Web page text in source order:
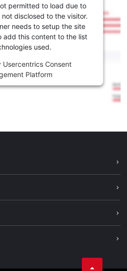
permitted to load due to
disclosed to the visitor.
needs to setup the site
add this content to the list
used.
Usercentrics Consent
Platform